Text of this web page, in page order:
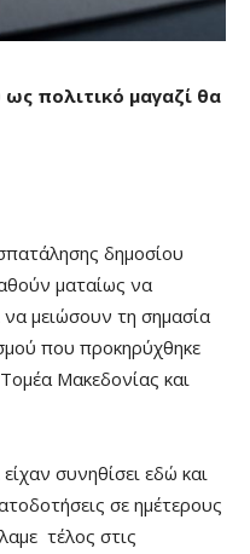
πολιτικό μαγαζί θα
δημοσίου
ματαίως να
μειώσουν τη σημασία
που προκηρύχθηκε
Μακεδονίας και
συνηθίσει εδώ και
σε ημέτερους
τέλος στις